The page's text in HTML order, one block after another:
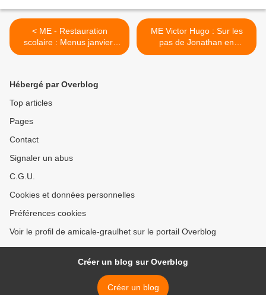
< ME - Restauration
scolaire : Menus janvier-
février
ME Victor Hugo : Sur les
pas de Jonathan en
Colombie -1- >
Hébergé par Overblog
Top articles
Pages
Contact
Signaler un abus
C.G.U.
Cookies et données personnelles
Préférences cookies
Voir le profil de amicale-graulhet sur le portail Overblog
Créer un blog sur Overblog
Créer un blog